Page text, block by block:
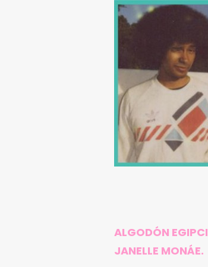
ALGODÓN
JANELLE MONÁE.